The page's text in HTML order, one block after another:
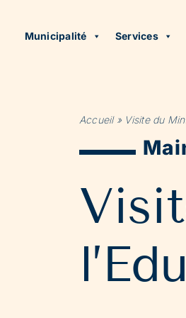
Municipalité Services
Accueil» Visite du